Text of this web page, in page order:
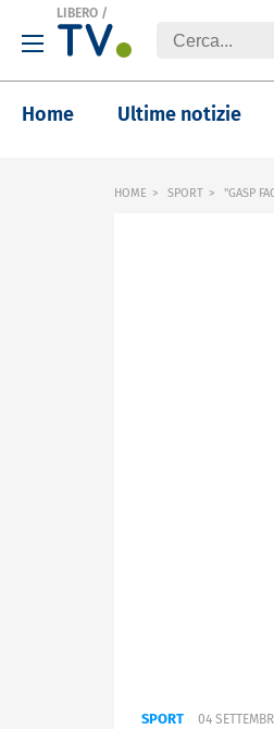
LIBERO /
Home Ultime notizie
HOME SPORT "GASP
SPORT 04